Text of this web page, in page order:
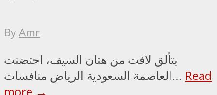
ByAmr
بتألق لافت من هتان السيف، احتضنت
العاصمة السعودية الرياض منافسات... Read
more →